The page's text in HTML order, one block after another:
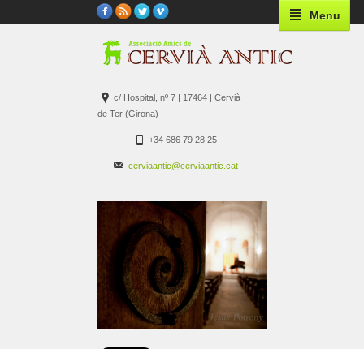
Menu
c/ Hospital, nº 7 | 17464 | Cervià
de Ter (Girona)
+34 686 79 28 25
cerviaantic@cerviaantic.cat